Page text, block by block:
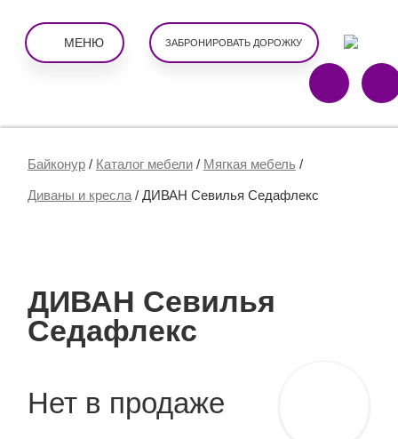
МЕНЮ ЗАБРОНИРОВАТЬ ДОРОЖКУ
Байконур/ Каталог мебели/ Мягкая мебель /
Диваны и кресла/ ДИВАН Севилья Седафлекс
ДИВАН Севилья
Седафлекс
Нет в продаже